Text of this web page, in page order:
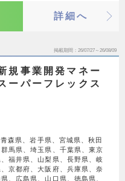
詳細へ
掲載期間 26/07/27～26/08/09
規事業開発マネー
ーパーフレックス
森県、岩手県、宮城県、秋田
馬県、埼玉県、千葉県、東京
福井県、山梨県、長野県、岐
京都府、大阪府、兵庫県、奈
、広島県、山口県、徳島県、